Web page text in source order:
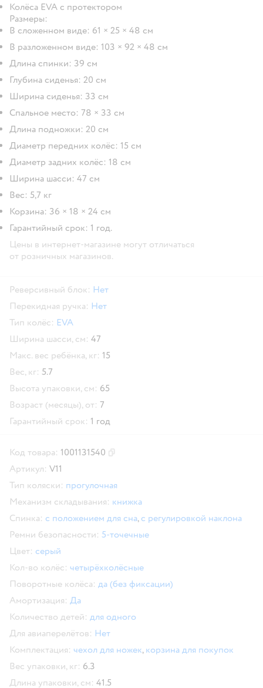
Колёса EVA с протектором
Размеры:
В сложенном виде: 61 × 25 × 48 см
В разложенном виде: 103 × 92 × 48 см
Длина спинки: 39 см
Глубина сиденья: 20 см
Ширина сиденья: 33 см
Спальное место: 78 × 33 см
Длина подножки: 20 см
Диаметр передних колёс: 15 см
Диаметр задних колёс: 18 см
Ширина шасси: 47 см
Вес: 5,7 кг
Корзина: 36 × 18 × 24 см
Гарантийный срок: 1 год.
Цены в интернет-магазине могут отличаться
от розничных магазинов.
Реверсивный блок: Нет
Перекидная ручка: Нет
Тип колёс: EVA
Ширина шасси, см: 47
Макс. вес ребёнка, кг: 15
Вес, кг: 5.7
Высота упаковки, см: 65
Возраст (месяцы), от: 7
Гарантийный срок: 1 год
Код товара: 1001131540
Артикул: V11
Тип коляски: прогулочная
Механизм складывания: книжка
Спинка: с положением для сна, с регулировкой наклона
Ремни безопасности: 5-точечные
Цвет: серый
Кол-во колёс: четырёхколёсные
Поворотные колёса: да (без фиксации)
Амортизация: Да
Количество детей: для одного
Для авиаперелётов: Нет
Комплектация: чехол для ножек, корзина для покупок
Вес упаковки, кг: 6.3
Длина упаковки, см: 41.5